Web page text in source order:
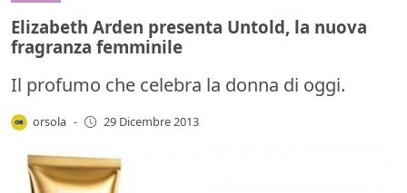
Elizabeth Arden presenta Untold, la nuova
fragranza femminile
Il profumo che celebra la donna di oggi.
orsola - 29 Dicembre 2013